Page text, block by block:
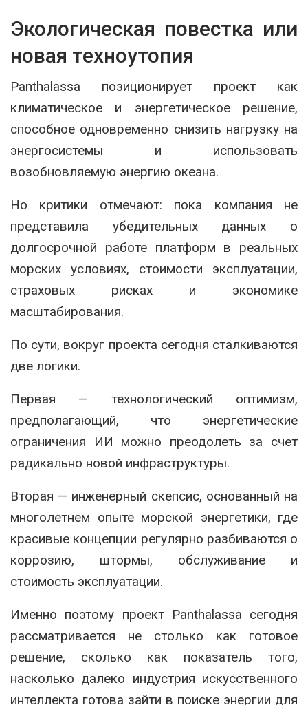
Экологическая повестка или
новая техноутопия
Panthalassa позиционирует проект как
климатическое и энергетическое решение,
способное одновременно снизить нагрузку на
энергосистемы и использовать
возобновляемую энергию океана.
Но критики отмечают: пока компания не
представила убедительных данных о
долгосрочной работе платформ в реальных
морских условиях, стоимости эксплуатации,
страховых рисках и экономике
масштабирования.
По сути, вокруг проекта сегодня сталкиваются
две логики.
Первая — технологический оптимизм,
предполагающий, что энергетические
ограничения ИИ можно преодолеть за счет
радикально новой инфраструктуры.
Вторая — инженерный скепсис, основанный на
многолетнем опыте морской энергетики, где
красивые концепции регулярно разбиваются о
коррозию, штормы, обслуживание и
стоимость эксплуатации.
Именно поэтому проект Panthalassa сегодня
рассматривается не столько как готовое
решение, сколько как показатель того,
насколько далеко индустрия искусственного
интеллекта готова зайти в поиске энергии для